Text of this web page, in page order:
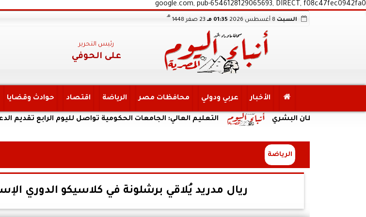
google.com, pub-6546128129065693, DIRECT, f08c47fec0942fa0
السبت 01:35 مـ 23 صفر 1448
هـ
رئيس التحرير
على الحوفي
الأخبار عربي ودولي محافظات مصر الرياضة اقتصاد حوادث وقضايا
التعليم العالي: الجامعات الحكومية تواصل لليوم الرابع تقديم الدعم الاستيطان البشري
الرياضة
ريال مدريد يُلاقي برشلونة في كلاسيكو الدوري